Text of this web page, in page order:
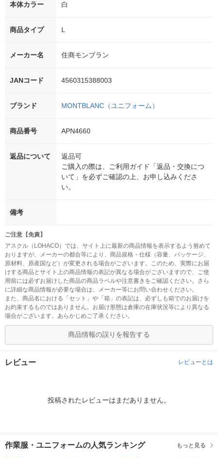
本体カラー 白
商品タイプ L
メーカー名 住商モンブラン
JANコード 4560315388003
ブランド MONTBLANC（ユニフォーム）
商品番号 APN4660
返品について
返品可
ご購入の際は、ご利用ガイド「返品・交換につ
いて」を必ずご確認の上、お申し込みくださ
い。
備考
ご注意【免責】
アスクル（LOHACO）では、サイト上に最新の商品情報を表示するよう努めて
おりますが、メーカーの都合等により、商品規格・仕様（容量、パッケージ、
原材料、原産国など）が変更される場合がございます。このため、実際にお届
けする商品とサイト上の商品情報の表記が異なる場合がございますので、ご使
用前には必ずお届けした商品の商品ラベルや注意書きをご確認ください。さら
に詳細な商品情報が必要な場合は、メーカー等にお問い合わせください。
また、商品名における「セット」や「箱」の表記は、必ずしも箱でのお届けを
お約束するものではありません。お届け形態は倉庫の在庫状況等により異なる
場合がございます。あらかじめご了承ください。
商品情報の誤りを報告する
レビュー レビューとは
投稿されたレビューはまだありません。
作業服・ユニフォームの人気ランキング もっと見る